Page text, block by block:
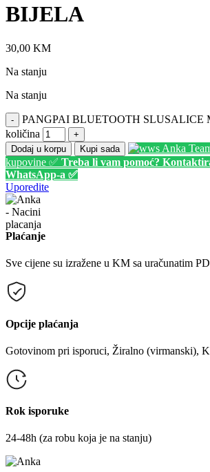
BIJELA
30,00 KM
Na stanju
Na stanju
-
PANGPAI BLUETOOTH SLUSALICE
količina
+
Dodaj u korpu
Kupi sada
Anka
kupovine ✅ Treba li vam pomoć?
WhatsApp-a ✅
Uporedite
Plaćanje
Sve cijene su izražene u KM sa uračunatim
Opcije plaćanja
Gotovinom pri isporuci, Žiralno (virmanski),
Rok isporuke
24-48h (za robu koja je na stanju)